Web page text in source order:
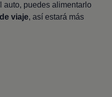
auto, puedes alimentarlo
viaje, así estará más